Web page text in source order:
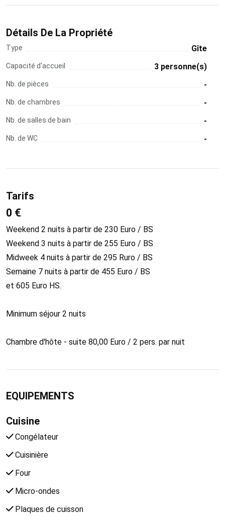
Détails De La Propriété
Type Gîte
Capacité d'accueil 3 personne(s)
Nb. de pièces -
Nb. de chambres -
Nb. de salles de bain -
Nb. de WC -
Tarifs
0 €
Weekend 2 nuits à partir de 230 Euro / BS
Weekend 3 nuits à partir de 255 Euro / BS
Midweek 4 nuits à partir de 295 Ruro / BS
Semaine 7 nuits à partir de 455 Euro / BS
et 605 Euro HS.
Minimum séjour 2 nuits
Chambre d'hôte - suite 80,00 Euro / 2 pers. par nuit
EQUIPEMENTS
Cuisine
Congélateur
Cuisinière
Four
Micro-ondes
Plaques de cuisson